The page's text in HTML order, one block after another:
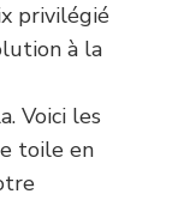
privilégié
à la
Voici les
toile en